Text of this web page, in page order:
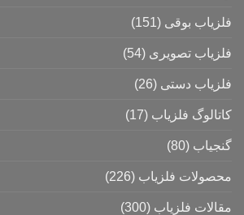
فلزیاب بوقی (151)
فلزیاب تصویری (54)
فلزیاب دستی (26)
کاتالوگ فلزیاب (17)
گنجیاب (80)
محصولات فلزیاب (226)
مقالات فلزیاب (300)